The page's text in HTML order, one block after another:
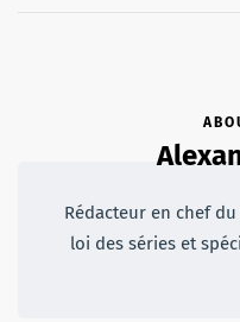
Rédacteur en chef
loi des séries et